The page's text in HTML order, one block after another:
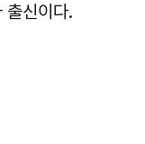
출신이다.